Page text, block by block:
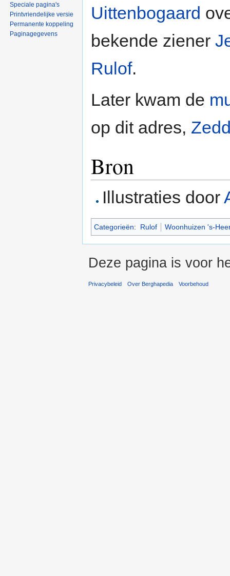
Uittenbogaard
bekende ziener
Rulof.
Later kwam de
op dit adres,
Bron
Illustraties door
Categorieën: Rulof Woonhuizen 's-
Speciale pagina's
Printvriendelijke versie
Permanente koppeling
Paginagegevens
Deze pagina is voor
Privacybeleid Over Berghapedia Voorbehoud